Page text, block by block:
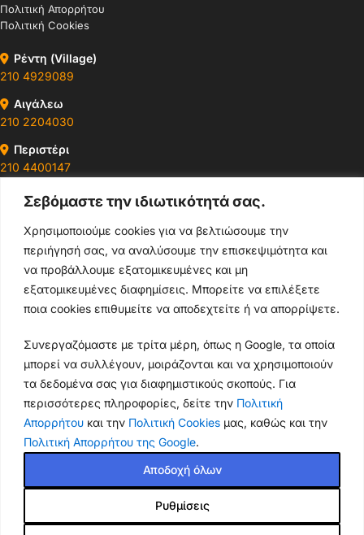
Σεβόμαστε την ιδιωτικότητά σας.
Χρησιμοποιούμε cookies για να βελτιώσουμε την
περιήγησή σας, να αναλύσουμε την επισκεψιμότητα και
να προβάλλουμε εξατομικευμένες και μη
εξατομικευμένες διαφημίσεις. Μπορείτε να επιλέξετε
ποια cookies επιθυμείτε να αποδεχτείτε ή να απορρίψετε.
Συνεργαζόμαστε με τρίτα μέρη, όπως η Google, τα οποία
μπορεί να συλλέγουν, μοιράζονται και να χρησιμοποιούν
τα δεδομένα σας για διαφημιστικούς σκοπούς. Για
περισσότερες πληροφορίες, δείτε την Πολιτική
Απορρήτου και την Πολιτική Cookies μας, καθώς και την
Πολιτική Απορρήτου της Google.
Ρυθμίσεις
Αποδοχή όλων
Πολιτική Απορρήτου
Πολιτική Cookies
Ρέντη (Village)
210 4929089
Αιγάλεω
210 2204030
Περιστέρι
210 4400147
Ωράρια & Διευθύνσεις →
210 4929089
Κεντρικό τηλέφωνο
info@thikishop.gr
Δευ - Σάβ: 10:00 - 21:00
ΔΩΡΕΑΝ ΑΠΟΣΤΟΛΗ
για παραγγελίες άνω των 35€
Copyright 2025 Powered by ThikiShop.
Θήκη Xiaomi Poco X6 Pro 5G
12.50€